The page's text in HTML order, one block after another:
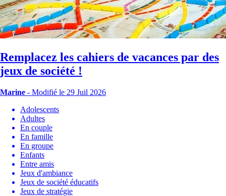
Remplacez les cahiers de vacances par des
jeux de société !
Marine - Modifié le 29 Juil 2026
Adolescents
Adultes
En couple
En famille
En groupe
Enfants
Entre amis
Jeux d'ambiance
Jeux de société éducatifs
Jeux de stratégie